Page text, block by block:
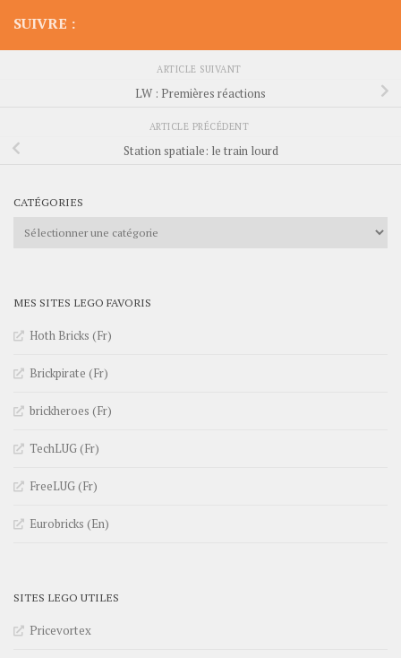
SUIVRE :
ARTICLE SUIVANT
LW : Premières réactions
ARTICLE PRÉCÉDENT
Station spatiale: le train lourd
CATÉGORIES
MES SITES LEGO FAVORIS
Hoth Bricks (Fr)
Brickpirate (Fr)
brickheroes (Fr)
TechLUG (Fr)
FreeLUG (Fr)
Eurobricks (En)
SITES LEGO UTILES
Pricevortex